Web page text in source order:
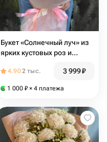
Букет «Солнечный луч» из
ярких кустовых роз и
4.902 тыс. 3 999₽
1 000 ₽ × 4 платежа